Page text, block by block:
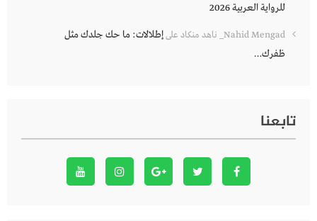
للرواية العربية 2026
Nahid Mengad_ ناهد منكاد علىإطلالات: ما حك جلدك مثل
ظفرك…
تابعنا